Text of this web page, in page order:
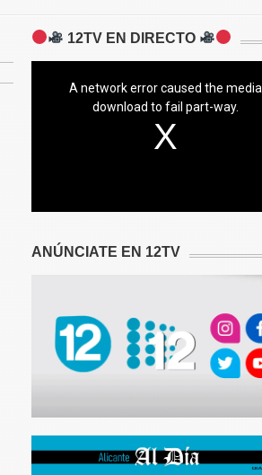
12TV EN DIRECTO
A network error caused the media
download to fail part-way.
ANÚNCIATE EN 12TV